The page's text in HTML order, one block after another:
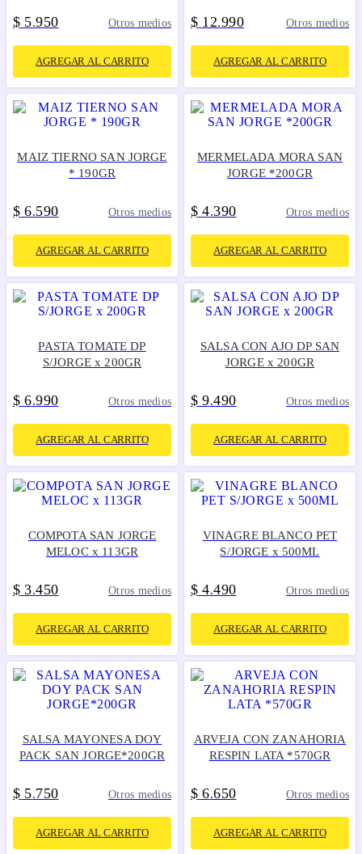
$ 5.950 Otros medios
AGREGAR AL CARRITO
$ 12.990 Otros medios
AGREGAR AL CARRITO
MAIZ TIERNO SAN JORGE
* 190GR
$ 6.590 Otros medios
AGREGAR AL CARRITO
MERMELADA MORA SAN
JORGE *200GR
$ 4.390 Otros medios
AGREGAR AL CARRITO
PASTA TOMATE DP
S/JORGE x 200GR
$ 6.990 Otros medios
AGREGAR AL CARRITO
SALSA CON AJO DP SAN
JORGE x 200GR
$ 9.490 Otros medios
AGREGAR AL CARRITO
COMPOTA SAN JORGE
MELOC x 113GR
$ 3.450 Otros medios
AGREGAR AL CARRITO
VINAGRE BLANCO PET
S/JORGE x 500ML
$ 4.490 Otros medios
AGREGAR AL CARRITO
SALSA MAYONESA DOY
PACK SAN JORGE*200GR
$ 5.750 Otros medios
AGREGAR AL CARRITO
ARVEJA CON ZANAHORIA
RESPIN LATA *570GR
$ 6.650 Otros medios
AGREGAR AL CARRITO